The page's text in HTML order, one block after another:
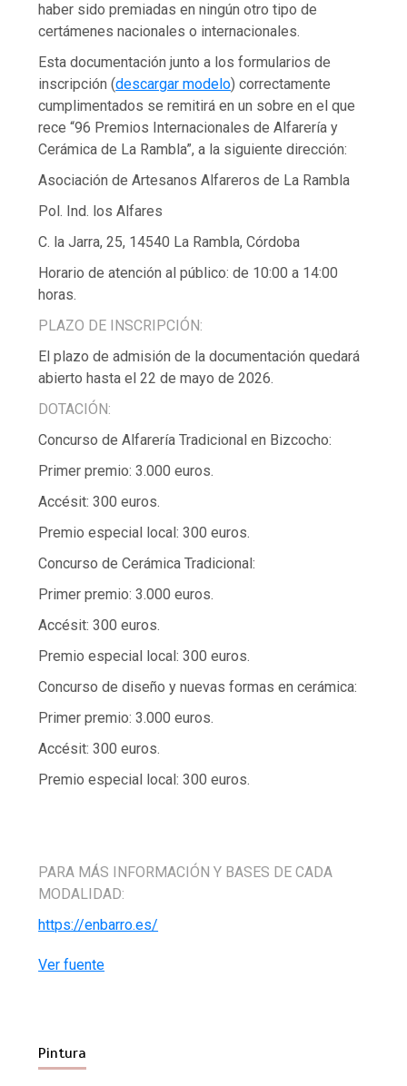
haber sido premiadas en ningún otro tipo de
certámenes nacionales o internacionales.
Esta documentación junto a los formularios de
inscripción (descargar modelo) correctamente
cumplimentados se remitirá en un sobre en el que
rece “96 Premios Internacionales de Alfarería y
Cerámica de La Rambla”, a la siguiente dirección:
Asociación de Artesanos Alfareros de La Rambla
Pol. Ind. los Alfares
C. la Jarra, 25, 14540 La Rambla, Córdoba
Horario de atención al público: de 10:00 a 14:00
horas.
PLAZO DE INSCRIPCIÓN:
El plazo de admisión de la documentación quedará
abierto hasta el 22 de mayo de 2026.
DOTACIÓN:
Concurso de Alfarería Tradicional en Bizcocho:
Primer premio: 3.000 euros.
Accésit: 300 euros.
Premio especial local: 300 euros.
Concurso de Cerámica Tradicional:
Primer premio: 3.000 euros.
Accésit: 300 euros.
Premio especial local: 300 euros.
Concurso de diseño y nuevas formas en cerámica:
Primer premio: 3.000 euros.
Accésit: 300 euros.
Premio especial local: 300 euros.
PARA MÁS INFORMACIÓN Y BASES DE CADA
MODALIDAD:
https://enbarro.es/
Ver fuente
Pintura